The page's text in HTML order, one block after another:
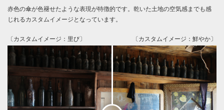
赤色の傘が色褪せたような表現が特徴的です。乾いた土地の空気感までも感
じれるカスタムイメージとなっています。
〔カスタムイメージ：里び〕 〔カスタムイメージ：鮮やか〕